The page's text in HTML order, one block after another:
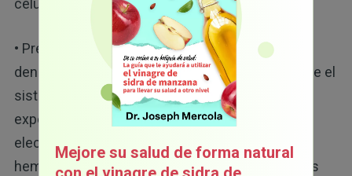
células, las mitocondrias y el ADN.
• Preocupaciones neurológicas: las altas
densidades de VGCC en el cerebro significan que el
sistema nervioso es muy vulnerable.
exposición crónica a los campos
electromagnéticos podría debilitar la barrera
hematoencefálica, lo que permite que las toxinas
Mejore su salud de forma natural